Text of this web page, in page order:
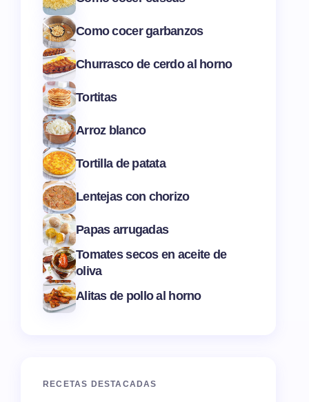
Como cocer garbanzos
Churrasco de cerdo al horno
Tortitas
Arroz blanco
Tortilla de patata
Lentejas con chorizo
Papas arrugadas
Tomates secos en aceite de
oliva
Alitas de pollo al horno
RECETAS DESTACADAS